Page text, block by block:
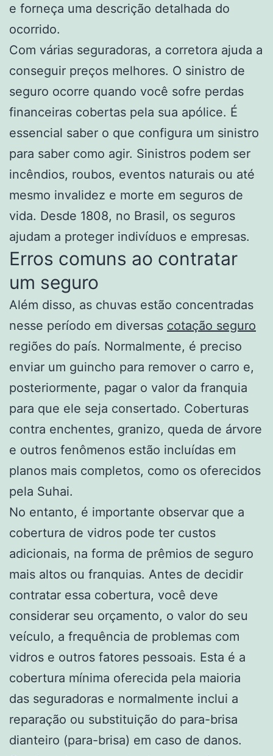
e forneça uma descrição detalhada do
ocorrido.
Com várias seguradoras, a corretora ajuda a
conseguir preços melhores. O sinistro de
seguro ocorre quando você sofre perdas
financeiras cobertas pela sua apólice. É
essencial saber o que configura um sinistro
para saber como agir. Sinistros podem ser
incêndios, roubos, eventos naturais ou até
mesmo invalidez e morte em seguros de
vida. Desde 1808, no Brasil, os seguros
ajudam a proteger indivíduos e empresas.
Erros comuns ao contratar
um seguro
Além disso, as chuvas estão concentradas
nesse período em diversas cotação seguro
regiões do país. Normalmente, é preciso
enviar um guincho para remover o carro e,
posteriormente, pagar o valor da franquia
para que ele seja consertado. Coberturas
contra enchentes, granizo, queda de árvore
e outros fenômenos estão incluídas em
planos mais completos, como os oferecidos
pela Suhai.
No entanto, é importante observar que a
cobertura de vidros pode ter custos
adicionais, na forma de prêmios de seguro
mais altos ou franquias. Antes de decidir
contratar essa cobertura, você deve
considerar seu orçamento, o valor do seu
veículo, a frequência de problemas com
vidros e outros fatores pessoais. Esta é a
cobertura mínima oferecida pela maioria
das seguradoras e normalmente inclui a
reparação ou substituição do para-brisa
dianteiro (para-brisa) em caso de danos.